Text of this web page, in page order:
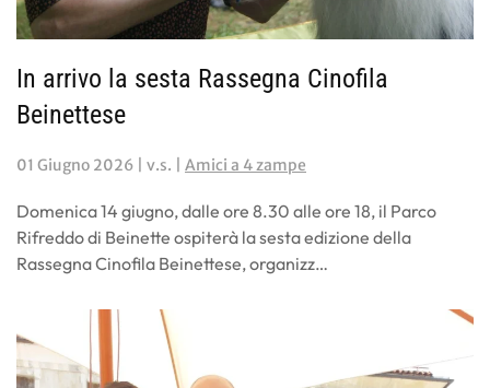
In arrivo la sesta Rassegna Cinofila
Beinettese
01 Giugno 2026 | v.s. | Amici a 4 zampe
Domenica 14 giugno, dalle ore 8.30 alle ore 18, il Parco
Rifreddo di Beinette ospiterà la sesta edizione della
Rassegna Cinofila Beinettese, organizz…